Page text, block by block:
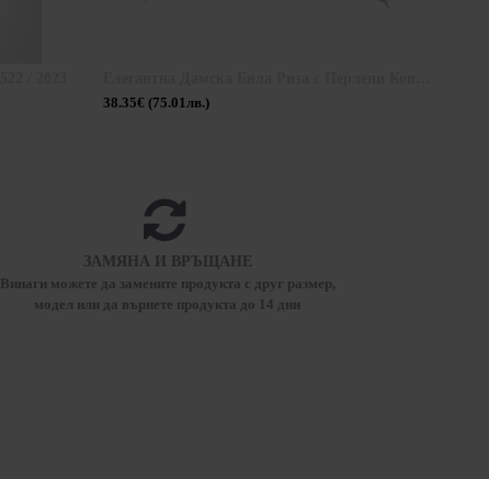
38.35€ (75.01лв.)
ЗАМЯНА И ВРЪЩАНЕ
Винаги можете да замените продукта с друг размер,
модел или да върнете продукта до 14 дни